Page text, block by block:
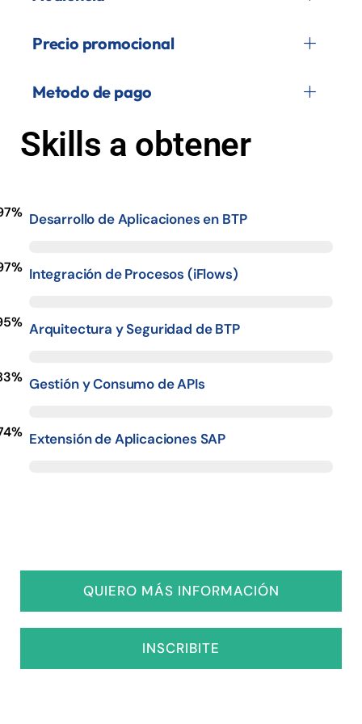
Precio promocional
Metodo de pago
Skills a obtener
Desarrollo de Aplicaciones en BTP
Integración de Procesos (iFlows)
Arquitectura y Seguridad de BTP
Gestión y Consumo de APIs
Extensión de Aplicaciones SAP
QUIERO MÁS INFORMACIÓN
INSCRIBITE